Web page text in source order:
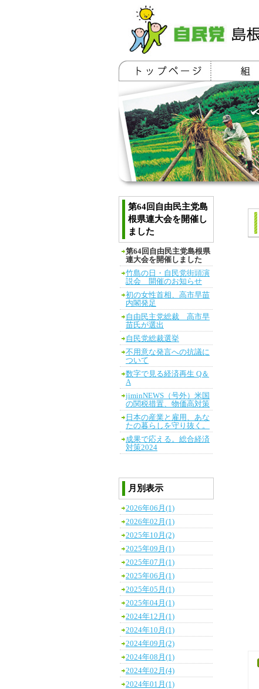
第64回自由民主党島
根県連大会を開催し
ました
第64回自由民主党島根県
連大会を開催しました
竹島の日・自民党街頭演
説会 開催のお知らせ
初の女性首相、高市早苗
内閣発足
自由民主党総裁 高市早
苗氏が選出
自民党総裁選挙
不用意な発言への抗議に
ついて
数字で見る経済再生 Q＆
A
jiminNEWS（号外）米国
の関税措置、物価高対策
日本の産業と雇用、あな
たの暮らしを守り抜く。
成果で応える。総合経済
対策2024
月別表示
2026年06月(1)
2026年02月(1)
2025年10月(2)
2025年09月(1)
2025年07月(1)
2025年06月(1)
2025年05月(1)
2025年04月(1)
2024年12月(1)
2024年10月(1)
2024年09月(2)
2024年08月(1)
2024年02月(4)
2024年01月(1)